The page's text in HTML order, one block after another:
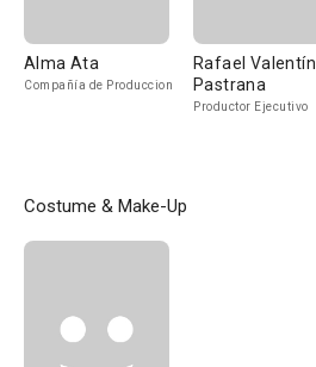
Alma Ata
Compañía de Produccion
Rafael Valentín
Pastrana
Productor Ejecutivo
Costume & Make-Up